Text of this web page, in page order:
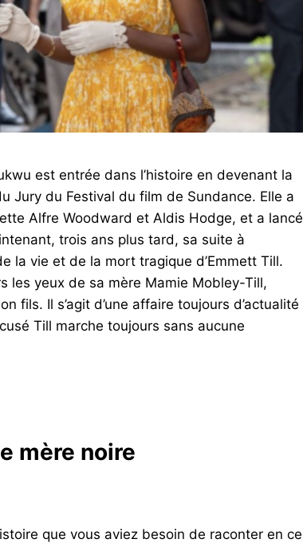
est entrée dans l’histoire en devenant la
Jury du Festival du film de Sundance. Elle a
Alfre Woodward et Aldis Hodge, et a lancé
trois ans plus tard, sa suite à
la vie et de la mort tragique d’Emmett Till.
les yeux de sa mère Mamie Mobley-Till,
fils. Il s’agit d’une affaire toujours d’actualité
Till marche toujours sans aucune
mère noire
que vous aviez besoin de raconter en ce